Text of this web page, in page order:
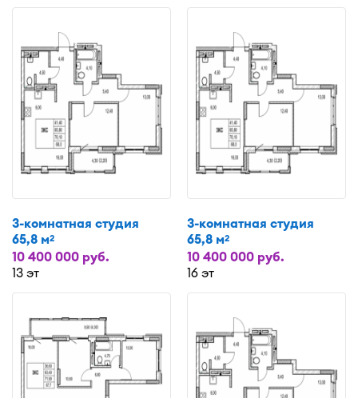
3-комнатная студия
65,8 м2
10 400 000 руб.
13 эт
3-комнатная студия
65,8 м2
10 400 000 руб.
16 эт